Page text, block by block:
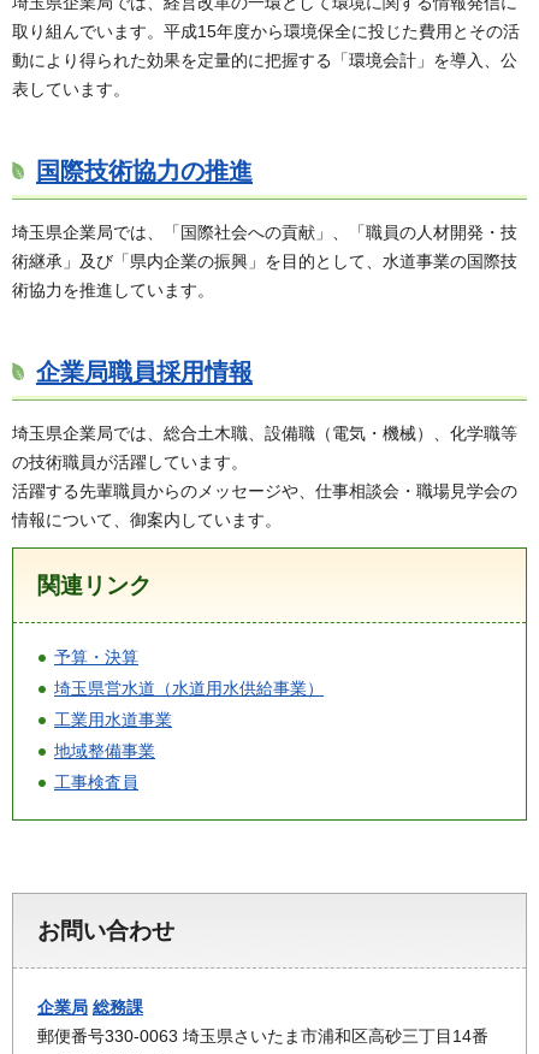
取り組んでいます。平成15年度から環境保全に投じた費用とその活
動により得られた効果を定量的に把握する「環境会計」を導入、公
表しています。
国際技術協力の推進
埼玉県企業局では、「国際社会への貢献」、「職員の人材開発・技
術継承」及び「県内企業の振興」を目的として、水道事業の国際技
術協力を推進しています。
企業局職員採用情報
埼玉県企業局では、総合土木職、設備職（電気・機械）、化学職等
の技術職員が活躍しています。
活躍する先輩職員からのメッセージや、仕事相談会・職場見学会の
情報について、御案内しています。
関連リンク
予算・決算
埼玉県営水道（水道用水供給事業）
工業用水道事業
地域整備事業
工事検査員
お問い合わせ
企業局 総務課
郵便番号330-0063 埼玉県さいたま市浦和区高砂三丁目14番